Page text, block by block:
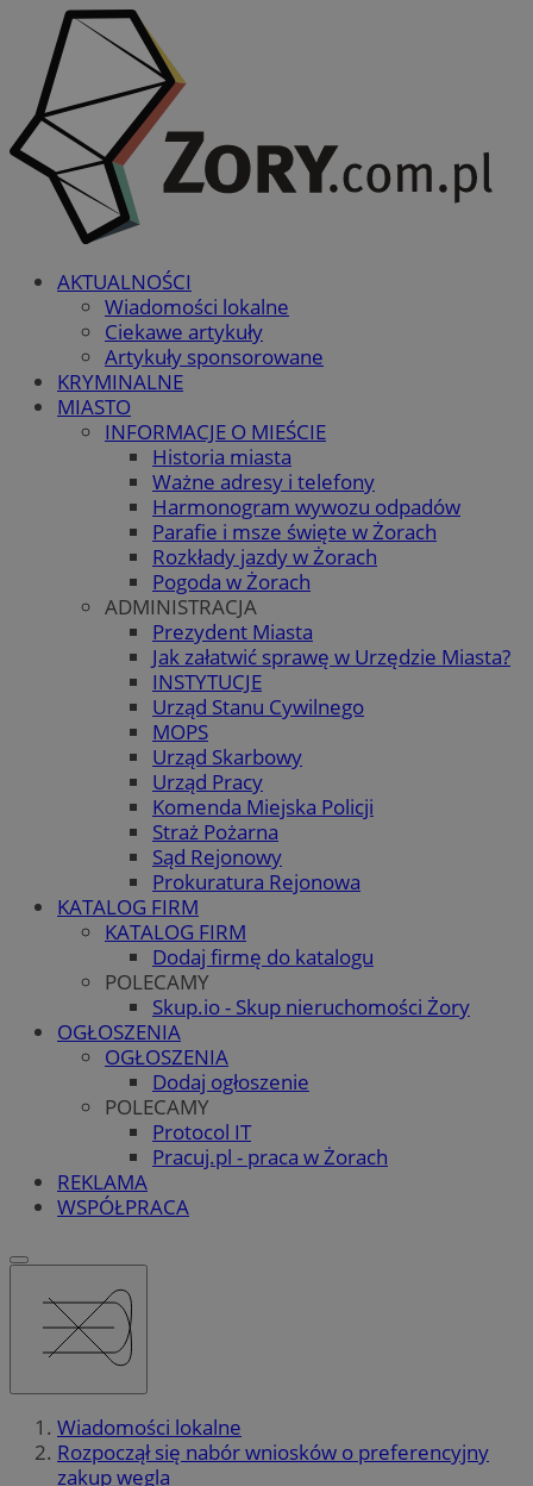
AKTUALNOŚCI
Wiadomości lokalne
Ciekawe artykuły
Artykuły sponsorowane
KRYMINALNE
MIASTO
INFORMACJE O MIEŚCIE
Historia miasta
Ważne adresy i telefony
Harmonogram wywozu odpadów
Parafie i msze święte w Żorach
Rozkłady jazdy w Żorach
Pogoda w Żorach
ADMINISTRACJA
Prezydent Miasta
Jak załatwić sprawę w Urzędzie Miasta?
INSTYTUCJE
Urząd Stanu Cywilnego
MOPS
Urząd Skarbowy
Urząd Pracy
Komenda Miejska Policji
Straż Pożarna
Sąd Rejonowy
Prokuratura Rejonowa
KATALOG FIRM
KATALOG FIRM
Dodaj firmę do katalogu
POLECAMY
Skup.io - Skup nieruchomości Żory
OGŁOSZENIA
OGŁOSZENIA
Dodaj ogłoszenie
POLECAMY
Protocol IT
Pracuj.pl - praca w Żorach
REKLAMA
WSPÓŁPRACA
Wiadomości lokalne
Rozpoczął się nabór wniosków o preferencyjny
zakup węgla